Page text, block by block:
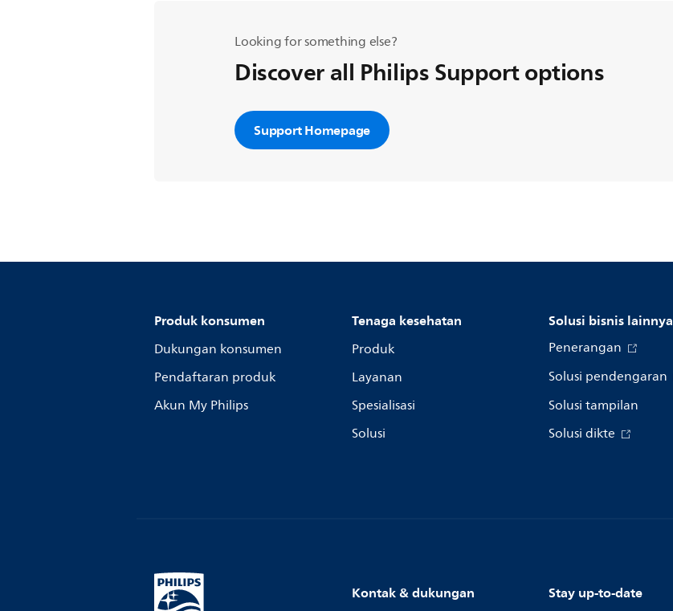
Looking for something else?
Discover all Philips Support options
Support Homepage
Produk konsumen
Dukungan konsumen
Pendaftaran produk
Akun My Philips
Tenaga kesehatan
Produk
Layanan
Spesialisasi
Solusi
Solusi bisnis lainnya
Penerangan
Solusi pendengaran
Solusi tampilan
Solusi dikte
Kontak & dukungan Stay up-to-date